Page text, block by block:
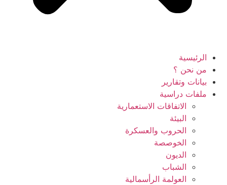
الرئيسية
من نحن ؟
بيانات وتقارير
ملفات دراسية
الاتفاقات الاستعمارية
البيئة
الحروب والعسكرة
الخوصصة
الديون
الشباب
العولمة الرأسمالية